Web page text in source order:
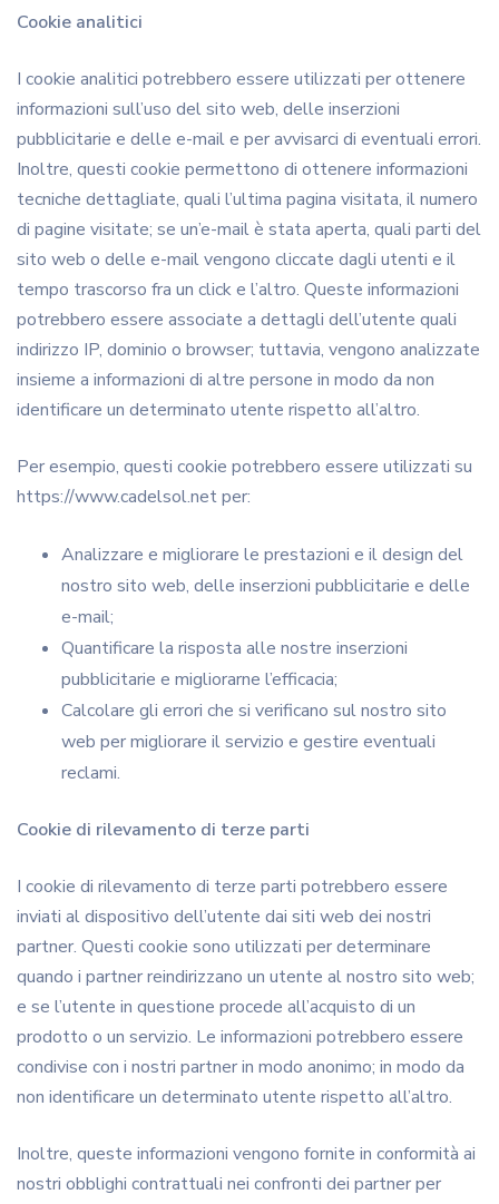
Cookie analitici
I cookie analitici potrebbero essere utilizzati per ottenere
informazioni sull’uso del sito web, delle inserzioni
pubblicitarie e delle e-mail e per avvisarci di eventuali errori.
Inoltre, questi cookie permettono di ottenere informazioni
tecniche dettagliate, quali l’ultima pagina visitata, il numero
di pagine visitate; se un’e-mail è stata aperta, quali parti del
sito web o delle e-mail vengono cliccate dagli utenti e il
tempo trascorso fra un click e l’altro. Queste informazioni
potrebbero essere associate a dettagli dell’utente quali
indirizzo IP, dominio o browser; tuttavia, vengono analizzate
insieme a informazioni di altre persone in modo da non
identificare un determinato utente rispetto all’altro.
Per esempio, questi cookie potrebbero essere utilizzati su
https://www.cadelsol.net per:
Analizzare e migliorare le prestazioni e il design del
nostro sito web, delle inserzioni pubblicitarie e delle
e-mail;
Quantificare la risposta alle nostre inserzioni
pubblicitarie e migliorarne l’efficacia;
Calcolare gli errori che si verificano sul nostro sito
web per migliorare il servizio e gestire eventuali
reclami.
Cookie di rilevamento di terze parti
I cookie di rilevamento di terze parti potrebbero essere
inviati al dispositivo dell’utente dai siti web dei nostri
partner. Questi cookie sono utilizzati per determinare
quando i partner reindirizzano un utente al nostro sito web;
e se l’utente in questione procede all’acquisto di un
prodotto o un servizio. Le informazioni potrebbero essere
condivise con i nostri partner in modo anonimo; in modo da
non identificare un determinato utente rispetto all’altro.
Inoltre, queste informazioni vengono fornite in conformità ai
nostri obblighi contrattuali nei confronti dei partner per